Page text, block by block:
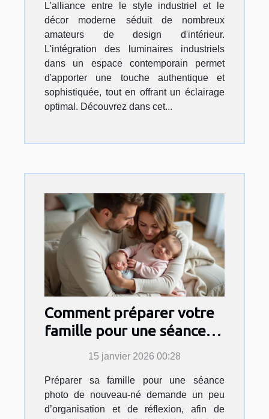
L'alliance entre le style industriel et le
décor moderne séduit de nombreux
amateurs de design d'intérieur.
L'intégration des luminaires industriels
dans un espace contemporain permet
d'apporter une touche authentique et
sophistiquée, tout en offrant un éclairage
optimal. Découvrez dans cet...
Comment préparer votre
famille pour une séance
photo de nouveau-né?
15 janvier 2026 00:28
Préparer sa famille pour une séance
photo de nouveau-né demande un peu
d’organisation et de réflexion, afin de